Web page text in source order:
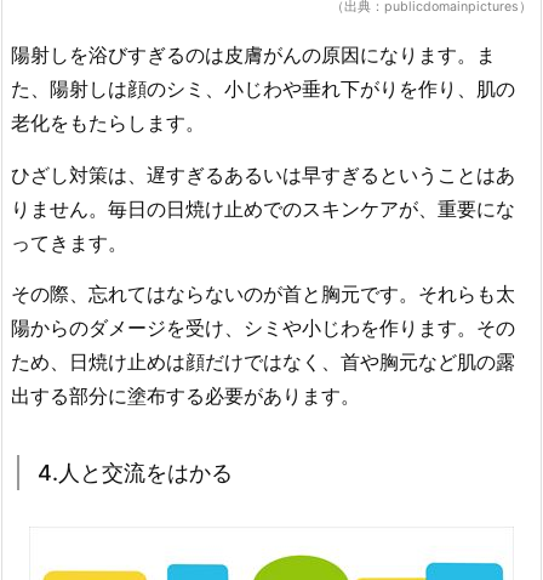
（出典：publicdomainpictures）
陽射しを浴びすぎるのは皮膚がんの原因になります。ま
た、陽射しは顔のシミ、小じわや垂れ下がりを作り、肌の
老化をもたらします。
ひざし対策は、遅すぎるあるいは早すぎるということはあ
りません。毎日の日焼け止めでのスキンケアが、重要にな
ってきます。
その際、忘れてはならないのが首と胸元です。それらも太
陽からのダメージを受け、シミや小じわを作ります。その
ため、日焼け止めは顔だけではなく、首や胸元など肌の露
出する部分に塗布する必要があります。
4.人と交流をはかる